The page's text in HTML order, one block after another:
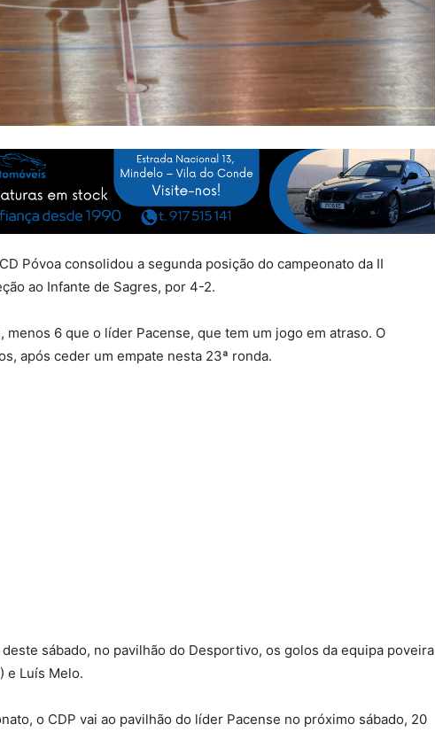
Póvoa consolidou a segunda posição do campeonato da II
ao Infante de Sagres, por 4-2.
menos 6 que o líder Pacense, que tem um jogo em atraso. O
após ceder um empate nesta 23ª ronda.
sábado, no pavilhão do Desportivo, os golos da equipa poveira
e Luís Melo.
o CDP vai ao pavilhão do líder Pacense no próximo sábado, 20